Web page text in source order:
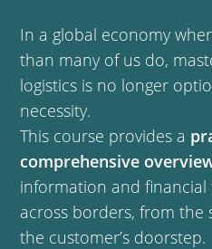
In a global economy
than many of us do,
logistics is no longer
necessity.
This course provides a
comprehensive
information and
across borders, from the
the customer’s doorstep.